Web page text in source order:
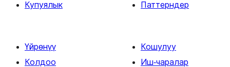
Купуялык
Паттерндер
Үйрөнүү
Колдоо
Кошулуу
Иш-чаралар